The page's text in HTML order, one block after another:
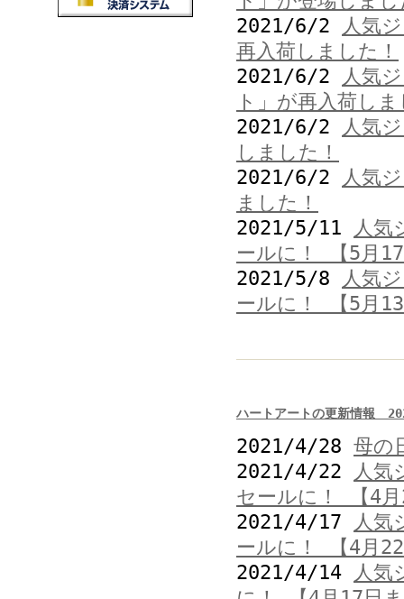
2021/6/2
人気
再入荷しました！
2021/6/2
人気
ト」が再入荷し
2021/6/2
人気
しました！
2021/6/2
人気
ました！
2021/5/11
人気
ールに！ 【5月
2021/5/8
人気
ールに！ 【5月
ハートアートの更新情報
2021/4/28 母の
2021/4/22
人気
セールに！ 【4
2021/4/17
人気
ールに！ 【4月
2021/4/14
人気